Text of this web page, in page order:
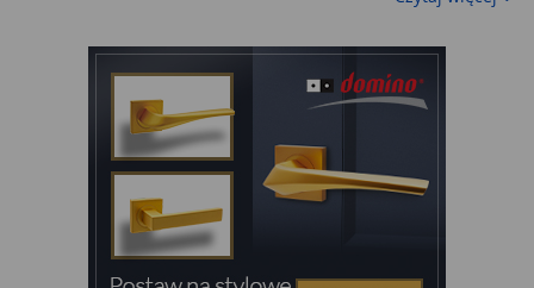
pasują nam do reszty i tylko ich odcień nie jest odpowiedni to
Obicia na drzwi
Tapicerka drzwiowajest bardzo dobrym rozwiązaniem
szczególnie jeśli nie chcemy wymieniać całości i wystarczy
nam wymiana klamki i zmiana powłoki okalającej drzwi. Na
rynku jest bardzo wiele wzorów tapicerek i każdy wybierze tą,
która będzie pasować mu najbardziej. Jest to dobra
informacja przede wszystkim dla ludzi mieszkających w